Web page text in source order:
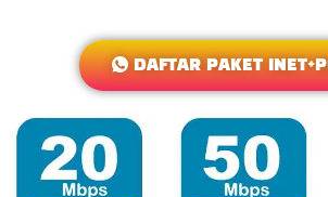
DAFTAR PAKET